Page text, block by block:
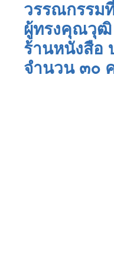
วรรณกรรม
ผู้ทรงคุณวุฒิ
ร้านหนังสือ
จำนวน ๓๐